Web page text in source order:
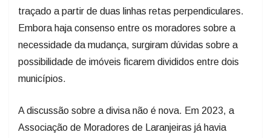
traçado a partir de duas linhas retas perpendiculares.
Embora haja consenso entre os moradores sobre a
necessidade da mudança, surgiram dúvidas sobre a
possibilidade de imóveis ficarem divididos entre dois
municípios.
A discussão sobre a divisa não é nova. Em 2023, a
Associação de Moradores de Laranjeiras já havia